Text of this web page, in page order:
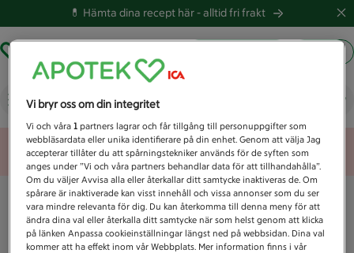
💊 Hämta dina recept här -alltid fri frakt
Vad letar du efter idag?
Unknown error
Vi bryr oss om din integritet
Vi och våra1 partners lagrar och får tillgång till personuppgifter som
webbläsardata eller unika identifierare på din enhet. Genom att välja Jag
accepterar tillåter du att spårningstekniker används för de syften som
anges under ”Vi och våra partners behandlar data för att tillhandahålla”.
Om du väljer Avvisa alla eller återkallar ditt samtycke inaktiveras de. Om
spårare är inaktiverade kan visst innehåll och vissa annonser som du ser
vara mindre relevanta för dig. Du kan återkomma till denna meny för att
ändra dina val eller återkalla ditt samtycke när som helst genom att klicka
på länken Anpassa cookieinställningar längst ned på webbsidan. Dina val
kommer att ha effekt inom vår Webbplats. Mer information finns i vår